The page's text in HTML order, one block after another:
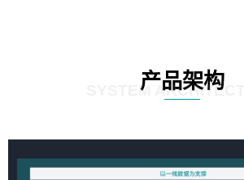
产品架构
SYSTEM